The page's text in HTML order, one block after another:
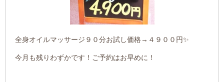
全身オイルマッサージ９０分お試し価格→４９００円✨
今月も残りわずかです！ご予約はお早めに！